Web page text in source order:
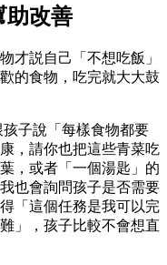
助改善
才説自己「不想吃飯」
的食物，吃完就大大鼓
子說「每樣食物都要
，請你也把這些青菜吃
，或者「一個湯匙」的
也會詢問孩子是否需要
「這個任務是我可以完
」，孩子比較不會想直